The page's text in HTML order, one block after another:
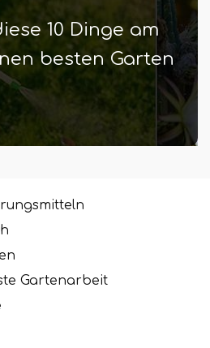
zum Starten eines
den jeder
sollte!
Gartenarbeit